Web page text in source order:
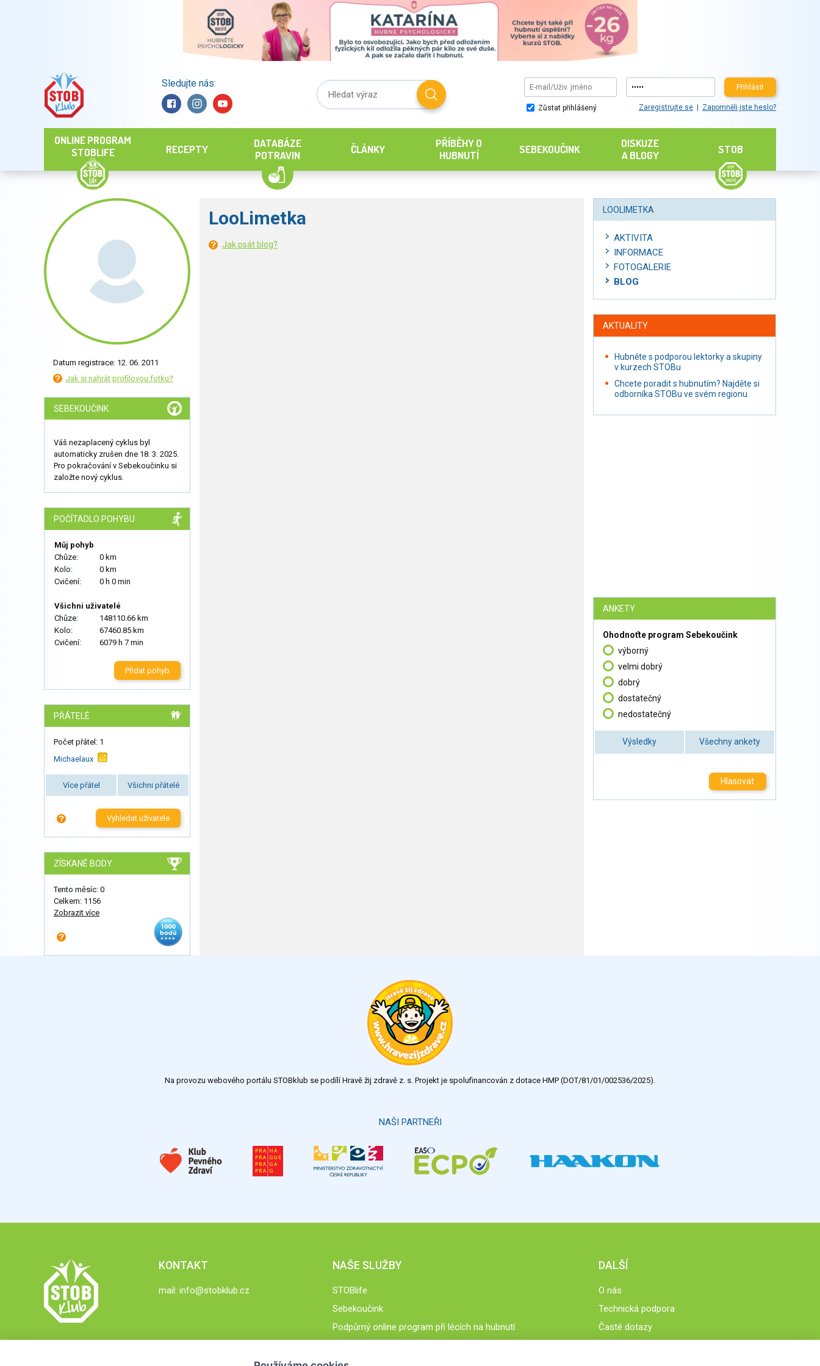
Sledujte nás: Přihlásit
Zůstat přihlášený Zaregistrujte se Zapomněli jste heslo?
ONLINE PROGRAM
STOBLIFE
RECEPTY
DATABÁZE
POTRAVIN
ČLÁNKY
PŘÍBĚHY O
HUBNUTÍ
SEBEKOUČINK
DISKUZE
A BLOGY
STOB
Datum registrace: 12. 06. 2011
Jak si nahrát profilovou fotku?
SEBEKOUČINK
Váš nezaplacený cyklus byl
automaticky zrušen dne 18. 3. 2025.
Pro pokračování v Sebekoučinku si
založte nový cyklus.
POČÍTADLO POHYBU
Můj pohyb
Chůze:
0 km
Kolo:
0 km
Cvičení:
0 h 0 min
Všichni uživatelé
Chůze:
148110.66 km
Kolo:
67460.85 km
Cvičení:
6079 h 7 min
Přidat pohyb
PŘÁTELÉ
Počet přátel: 1
Michaelaux
Více přátel Všichni přátelé
Vyhledat uživatele
ZÍSKANÉ BODY
Tento měsíc: 0
Celkem: 1156
Zobrazit více
LooLimetka
Jak psát blog?
LOOLIMETKA
AKTIVITA
INFORMACE
FOTOGALERIE
BLOG
AKTUALITY
Hubněte s podporou lektorky a skupiny
v kurzech STOBu
Chcete poradit s hubnutím? Najděte si
odborníka STOBu ve svém regionu
ANKETY
Ohodnoťte program Sebekoučink
výborný
velmi dobrý
dobrý
dostatečný
nedostatečný
Výsledky Všechny ankety
Hlasovat
Na provozu webového portálu STOBklub se podílí Hravě žij zdravě z. s. Projekt je spolufinancován z dotace HMP (DOT/81/01/002536/2025).
NAŠI PARTNEŘI
KONTAKT
mail: info@stobklub.cz
NAŠE SLUŽBY
STOBlife
Sebekoučink
Podpůrný online program při lécích na hubnutí
DALŠÍ
O nás
Technická podpora
Časté dotazy